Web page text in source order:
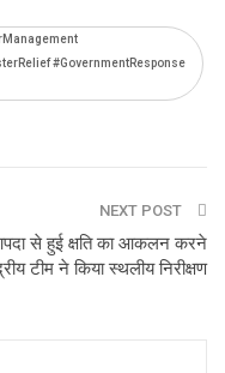
#GovernmentResponse
NEXT POST
से हुई क्षति का आकलन करने
टीम ने किया स्थलीय निरीक्षण